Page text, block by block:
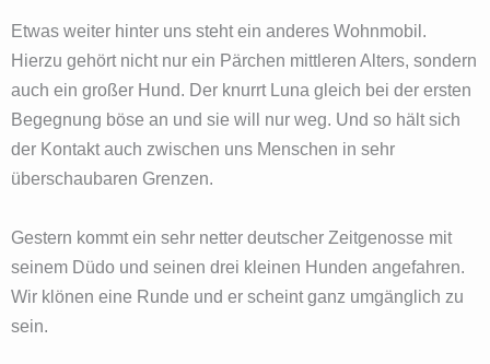
Etwas weiter hinter uns steht ein anderes Wohnmobil.
Hierzu gehört nicht nur ein Pärchen mittleren Alters, sondern
auch ein großer Hund. Der knurrt Luna gleich bei der ersten
Begegnung böse an und sie will nur weg. Und so hält sich
der Kontakt auch zwischen uns Menschen in sehr
überschaubaren Grenzen.
Gestern kommt ein sehr netter deutscher Zeitgenosse mit
seinem Düdo und seinen drei kleinen Hunden angefahren.
Wir klönen eine Runde und er scheint ganz umgänglich zu
sein.